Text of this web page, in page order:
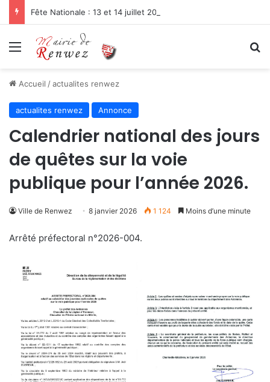
Fête Nationale : 13 et 14 juillet 2026
Menu
Accueil /actualites renwez
actualites renwez Annonce
Calendrier national des jours
de quêtes sur la voie
publique pour l’année 2026.
Ville de Renwez 8 janvier 2026 1 124 Moins d’une minute
Arrêté préfectoral n°2026-004.